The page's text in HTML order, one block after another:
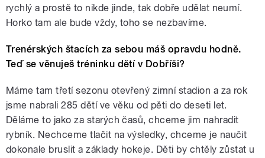
rychlý a prostě to nikde jinde, tak dobře udělat neumí.
Horko tam ale bude vždy, toho se nezbavíme.
Trenérských štacích za sebou máš opravdu hodně.
Teď se věnuješ tréninku dětí v Dobříši?
Máme tam třetí sezonu otevřený zimní stadion a za rok
jsme nabrali 285 dětí ve věku od pěti do deseti let.
Děláme to jako za starých časů, chceme jim nahradit
rybník. Nechceme tlačit na výsledky, chceme je naučit
dokonale bruslit a základy hokeje. Děti by chtěly zůstat u